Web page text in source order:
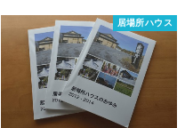
居場所ハウス